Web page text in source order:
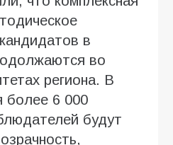
в
во
региона. В
более 6 000
будут